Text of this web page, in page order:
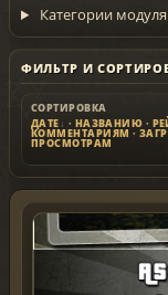
Категории модуля
ФИЛЬТР И
СОРТИРОВКА
ДАТЕ
· НАЗВАНИЮ ·
КОММЕНТАРИЯМ ·
ПРОСМОТРАМ